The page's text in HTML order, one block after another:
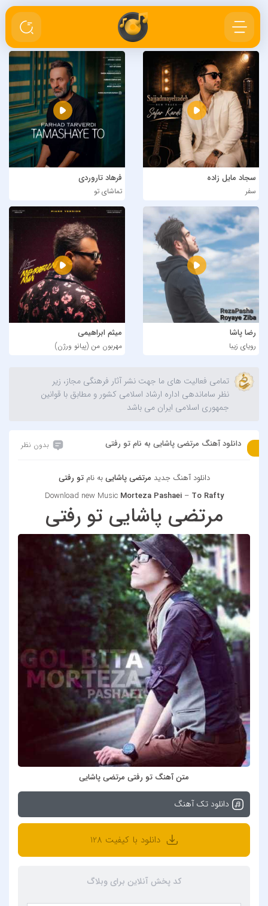
سجاد مایل زاده
سفر
فرهاد تاروردی
تماشای تو
رضا پاشا
رویای زیبا
میثم ابراهیمی
مهربون من (پیانو ورژن)
تمامی فعالیت های ما جهت نشر آثار فرهنگی مجاز، زیر
نظر ساماندهی اداره ارشاد اسلامی کشور و مطابق با قوانین
جمهوری اسلامی ایران می باشد
دانلود آهنگ مرتضی پاشایی به نام تو رفتی بدون نظر
دانلود آهنگ جدید مرتضی پاشاییبه نامتو رفتی
Download new Music Morteza Pashaei– To Rafty
مرتضی پاشایی تو رفتی
متن آهنگ تو رفتی مرتضی پاشایی
دانلود تک آهنگ
دانلود با کیفیت 128
کد پخش آنلاین برای وبلاگ